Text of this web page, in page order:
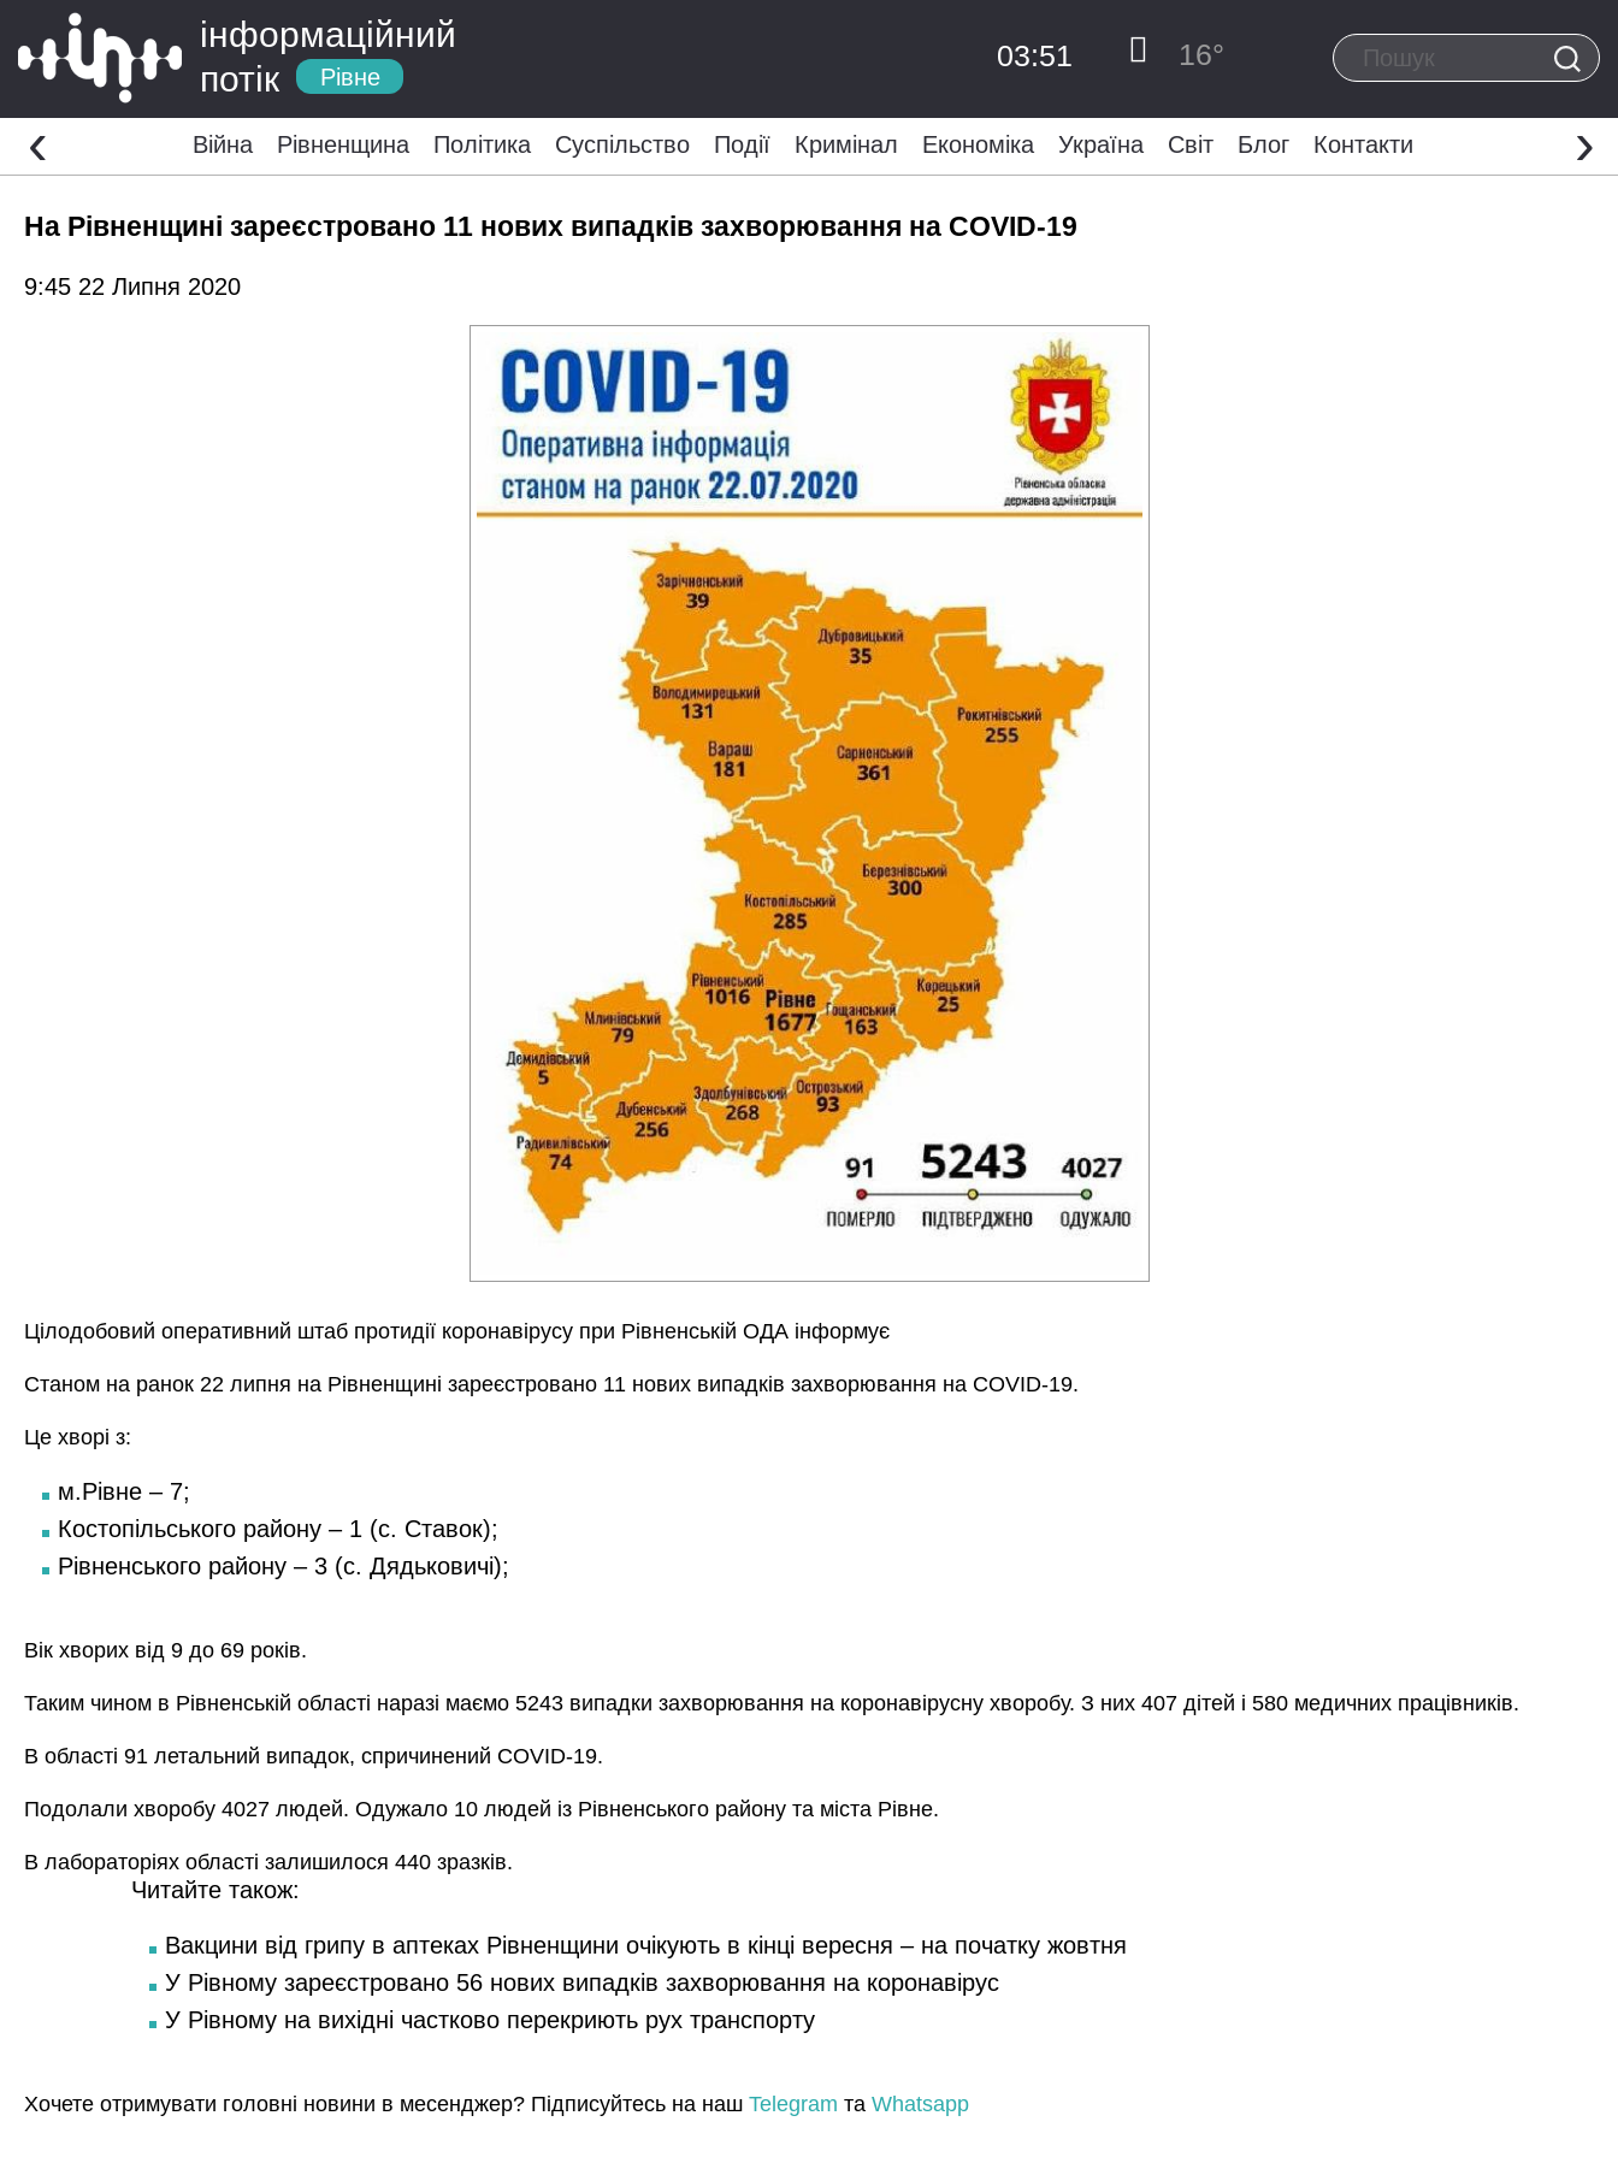
інформаційний
потік
Рівне
03:51 16°
Війна Рівненщина Політика Суспільство Події Кримінал Економіка Україна Світ Блог Контакти
‹ ›
На Рівненщині зареєстровано 11 нових випадків захворювання на COVID-19
9:45 22 Липня 2020
Цілодобовий оперативний штаб протидії коронавірусу при Рівненській ОДА інформує
Станом на ранок 22 липня на Рівненщині зареєстровано 11 нових випадків захворювання на COVID-19.
Це хворі з:
м.Рівне – 7;
Костопільського району – 1 (с. Ставок);
Рівненського району – 3 (с. Дядьковичі);
Вік хворих від 9 до 69 років.
Таким чином в Рівненській області наразі маємо 5243 випадки захворювання на коронавірусну хворобу. З них 407 дітей і 580 медичних працівників.
В області 91 летальний випадок, спричинений COVID-19.
Подолали хворобу 4027 людей. Одужало 10 людей із Рівненського району та міста Рівне.
В лабораторіях області залишилося 440 зразків.
Читайте також:
Вакцини від грипу в аптеках Рівненщини очікують в кінці вересня – на початку жовтня
У Рівному зареєстровано 56 нових випадків захворювання на коронавірус
У Рівному на вихідні частково перекриють рух транспорту
Хочете отримувати головні новини в месенджер? Підписуйтесь на наш Telegram та Whatsapp